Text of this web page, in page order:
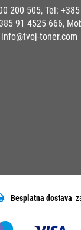
200 505, Tel:
91 4525 666,
info@tvoj-toner.com
Besplatna dostava